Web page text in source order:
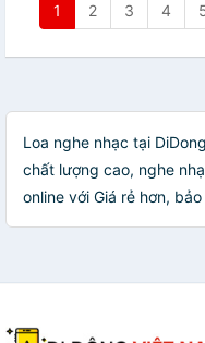
1 2 3 4
Loa nghe nhạc tại
chất lượng cao, nghe
online với Giá rẻ hơn,